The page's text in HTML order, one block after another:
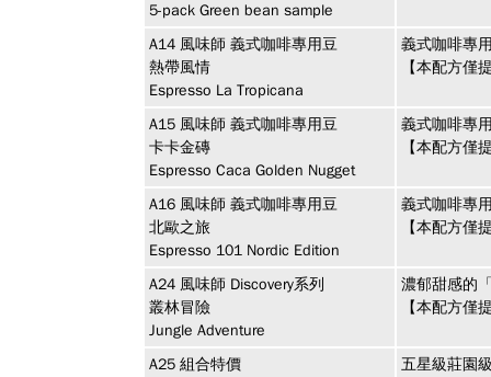
5-pack Green bean sample
A14 風味師 義式咖啡專用豆
熱帶風情
Espresso La Tropicana
義式咖啡專
【本配方僅
A15 風味師 義式咖啡專用豆
卡卡金磚
Espresso Caca Golden Nugget
義式咖啡專
【本配方僅
A16 風味師 義式咖啡專用豆
北歐之旅
Espresso 101 Nordic Edition
義式咖啡專
【本配方僅
A24 風味師 Discovery系列
叢林冒險
Jungle Adventure
濃郁甜感的
【本配方僅
A25 組合特價
五星級莊園